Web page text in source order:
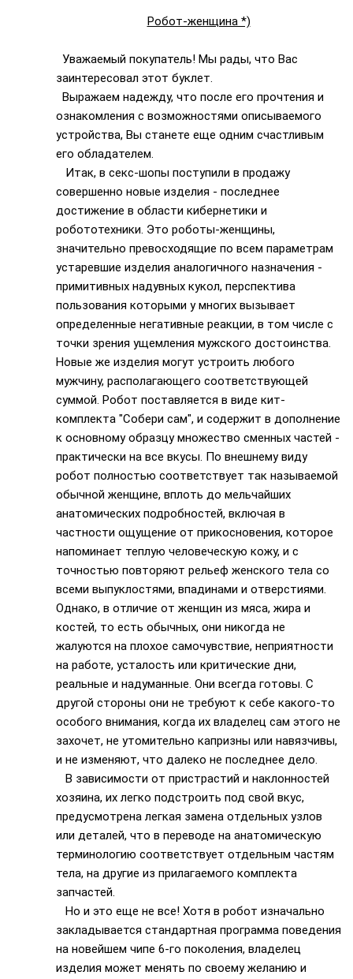
Робот-женщина *)
Уважаемый покупатель! Мы рады, что Вас
заинтересовал этот буклет.
Выражаем надежду, что после его прочтения и
ознакомления с возможностями описываемого
устройства, Вы станете еще одним счастливым
его обладателем.
Итак, в секс-шопы поступили в продажу
совершенно новые изделия - последнее
достижение в области кибернетики и
робототехники. Это роботы-женщины,
значительно превосходящие по всем параметрам
устаревшие изделия аналогичного назначения -
примитивных надувных кукол, перспектива
пользования которыми у многих вызывает
определенные негативные реакции, в том числе с
точки зрения ущемления мужского достоинства.
Новые же изделия могут устроить любого
мужчину, располагающего соответствующей
суммой. Робот поставляется в виде кит-
комплекта "Собери сам", и содержит в дополнение
к основному образцу множество сменных частей -
практически на все вкусы. По внешнему виду
робот полностью соответствует так называемой
обычной женщине, вплоть до мельчайших
анатомических подробностей, включая в
частности ощущение от прикосновения, которое
напоминает теплую человеческую кожу, и с
точностью повторяют рельеф женского тела со
всеми выпуклостями, впадинами и отверстиями.
Однако, в отличие от женщин из мяса, жира и
костей, то есть обычных, они никогда не
жалуются на плохое самочувствие, неприятности
на работе, усталость или критические дни,
реальные и надуманные. Они всегда готовы. С
другой стороны они не требуют к себе какого-то
особого внимания, когда их владелец сам этого не
захочет, не утомительно капризны или навязчивы,
и не изменяют, что далеко не последнее дело.
В зависимости от пристрастий и наклонностей
хозяина, их легко подстроить под свой вкус,
предусмотрена легкая замена отдельных узлов
или деталей, что в переводе на анатомическую
терминологию соответствует отдельным частям
тела, на другие из прилагаемого комплекта
запчастей.
Но и это еще не все! Хотя в робот изначально
закладывается стандартная программа поведения
на новейшем чипе 6-го поколения, владелец
изделия может менять по своему желанию и